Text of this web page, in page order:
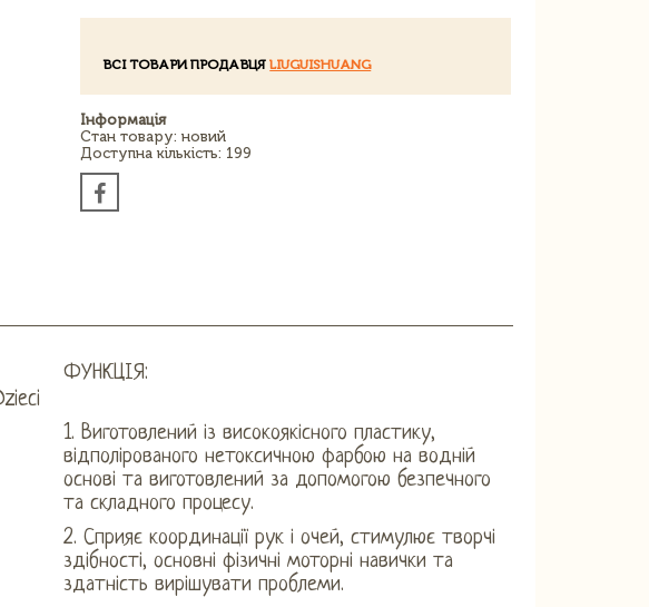
ВСІ ТОВАРИ ПРОДАВЦЯLIUGUISHUANG
Інформація
Стан товару: новий
Доступна кількість: 199
ФУНКЦІЯ:
1. Виготовлений із високоякісного пластику,
відполірованого нетоксичною фарбою на водній
основі та виготовлений за допомогою безпечного
та складного процесу.
2. Сприяє координації рук і очей, стимулює творчі
здібності, основні фізичні моторні навички та
здатність вирішувати проблеми.